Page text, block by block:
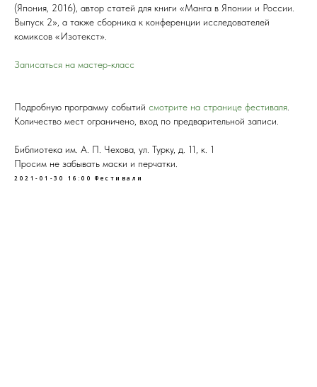
(Япония, 2016), автор статей для книги «Манга в Японии и России.
Выпуск 2», а также сборника к конференции исследователей
комиксов «Изотекст».
Записаться на мастер-класс
Подробную программу событий смотрите на странице фестиваля
Количество мест ограничено, вход по предварительной записи.
Библиотека им. А. П. Чехова, ул. Турку, д. 11, к. 1
Просим не забывать маски и перчатки.
2021-01-30 16:00 Фестивали